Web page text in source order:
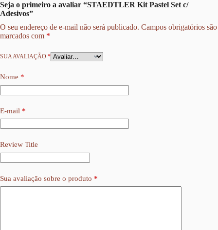
Seja o primeiro a avaliar “STAEDTLER Kit Pastel Set c/
Adesivos”
O seu endereço de e-mail não será publicado. Campos obrigatórios são
marcados com *
SUA AVALIAÇÃO *
Nome *
E-mail *
Review Title
Sua avaliação sobre o produto *